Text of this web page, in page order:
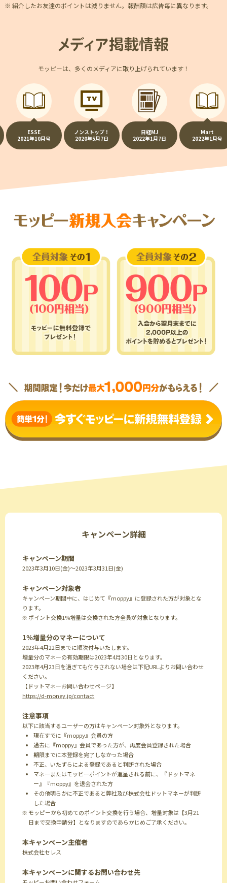
※ 紹介したお友達のポイントは減りません。報酬額は広告毎に異なります。
モッピーは、多くのメディアに取り上げられています！
2021年10月号
ノンストップ！
2020年5月7日
2022年1月7日
2022年1月号
キャンペーン詳細
キャンペーン期間
2023年3月10日(金)～2023年3月31日(金)
キャンペーン対象者
キャンペーン期間中に、はじめて『moppy』に登録された方が対象とな
ります。
※ ポイント交換1%増量は交換された方全員が対象となります。
1％増量分のマネーについて
2023年4月22日までに順次付与いたします。
増量分のマネーの有効期限は2023年4月30日となります。
2023年4月23日を過ぎても付与されない場合は下記URLよりお問い合わせ
ください。
【ドットマネーお問い合わせページ】
https://d-money.jp/contact
注意事項
以下に該当するユーザーの方はキャンペーン対象外となります。
現在すでに『moppy』会員の方
過去に『moppy』会員であった方が、再度会員登録された場合
期限までに本登録を完了しなかった場合
不正、いたずらによる登録であると判断された場合
マネーまたはモッピーポイントが進呈される前に、『ドットマネ
ー』『moppy』を退会された方
その他明らかに不正であると弊社及び株式会社ドットマネーが判断
した場合
※ モッピーから初めてのポイント交換を行う場合、増量対象は【3月21
日まで交換申請分】となりますのであらかじめご了承ください。
本キャンペーン主催者
株式会社セレス
本キャンペーンに関するお問い合わせ先